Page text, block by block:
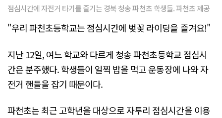
점심시간에 자전거 타기를 즐기는 경북 청송 파천초 학생들. 파천초 제공
"우리 파천초등학교는 점심시간에 벚꽃 라이딩을 즐겨요!"
지난 12일, 여느 학교와 다르게 청송 파천초등학교 점심시
간은 분주했다. 학생들이 일찍 밥을 먹고 운동장에 나와 자
전거 핸들을 잡기 때문이다.
파천초는 최근 고학년을 대상으로 자투리 점심시간을 이용